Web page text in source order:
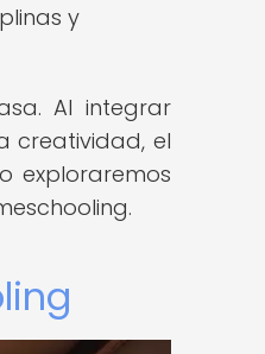
y
Al integrar
creatividad, el
exploraremos